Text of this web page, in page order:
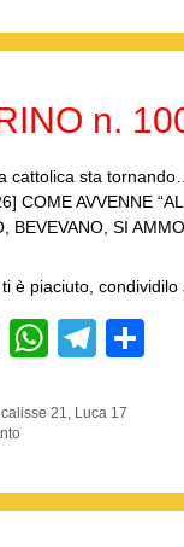
A
p
a
vi
n.
sta
COME AVVENNE
BEVEVANO, SI
è piaciuto, condividilo
E
ail
W
at
A
T
e
a
vi
21, Luca 17